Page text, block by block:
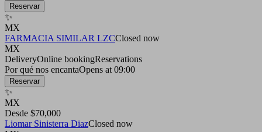
Reservar
✨
MX
FARMACIA SIMILAR LZCClosed now
MX
DeliveryOnline bookingReservations
Por qué nos encantaOpens at 09:00
Reservar
✨
MX
Desde $70,000
Liomar Sinisterra DiazClosed now